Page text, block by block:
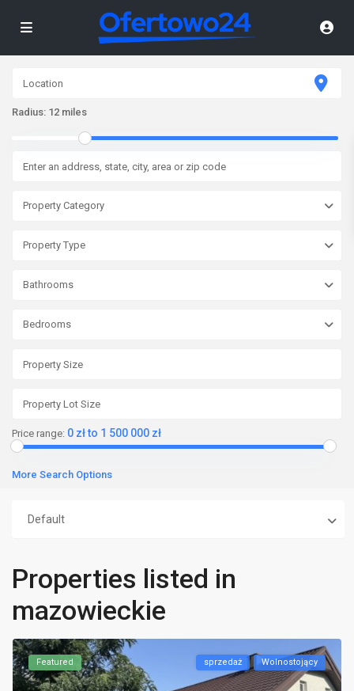
Radius: 12 miles
Property Category
Property Type
Bathrooms
Bedrooms
Price range: 0 zł to 1 500 000 zł
More Search Options
Default
Properties listed in
mazowieckie
Featured sprzedaż Wolnostojący